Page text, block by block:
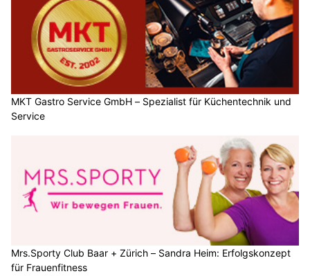
MKT Gastro Service GmbH – Spezialist für Küchentechnik und
Service
Mrs.Sporty Club Baar + Zürich – Sandra Heim: Erfolgskonzept
für Frauenfitness